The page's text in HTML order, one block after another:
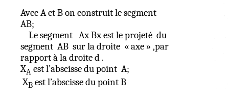
Avec A et B on construit le segment
AB;
Le segment AxBxest le projeté du
segment AB sur la droite « axe » ,par
rapport à la droite d .
XAest l’abscisse du point A;
XBest l’abscisse du point B